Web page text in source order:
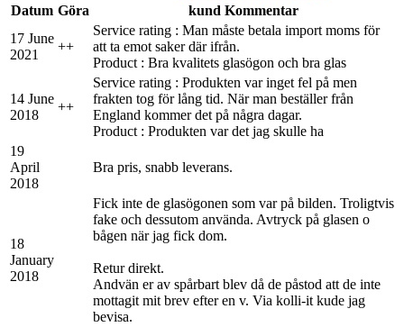
Datum Göra
kund Kommentar
17 June
2021
++
Service rating : Man måste betala import moms för
att ta emot saker där ifrån.
Product : Bra kvalitets glasögon och bra glas
14 June
2018
++
Service rating : Produkten var inget fel på men
frakten tog för lång tid. När man beställer från
England kommer det på några dagar.
Product : Produkten var det jag skulle ha
19
April
2018
Bra pris, snabb leverans.
18
January
2018
Fick inte de glasögonen som var på bilden. Troligtvis
fake och dessutom använda. Avtryck på glasen o
bågen när jag fick dom.
Retur direkt.
Andvän er av spårbart blev då de påstod att de inte
mottagit mit brev efter en v. Via kolli-it kude jag
bevisa.